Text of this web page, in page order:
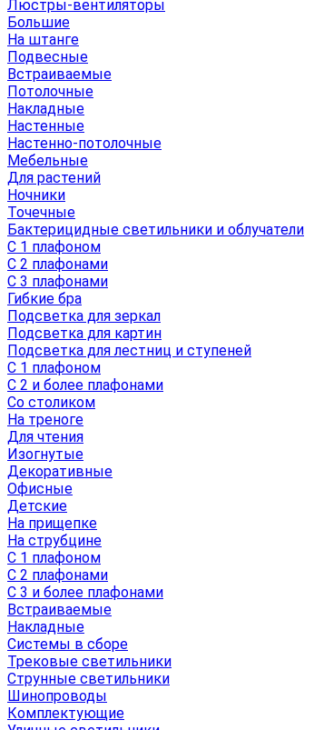
Люстры-вентиляторы
Большие
На штанге
Подвесные
Встраиваемые
Потолочные
Накладные
Настенные
Настенно-потолочные
Мебельные
Для растений
Ночники
Точечные
Бактерицидные светильники и облучатели
С 1 плафоном
С 2 плафонами
С 3 плафонами
Гибкие бра
Подсветка для зеркал
Подсветка для картин
Подсветка для лестниц и ступеней
С 1 плафоном
С 2 и более плафонами
Со столиком
На треноге
Для чтения
Изогнутые
Декоративные
Офисные
Детские
На прищепке
На струбцине
С 1 плафоном
С 2 плафонами
С 3 и более плафонами
Встраиваемые
Накладные
Системы в сборе
Трековые светильники
Струнные светильники
Шинопроводы
Комплектующие